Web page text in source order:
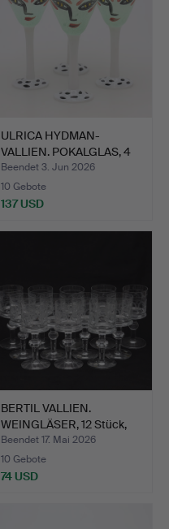
ULRICA HYDMAN-
VALLIEN. POKALGLAS, 4
Stück,…
Beendet 3. Jun 2026
10 Gebote
137 USD
BERTIL VALLIEN.
WEINGLÄSER, 12 Stück,
"Hus…
Beendet 17. Mai 2026
10 Gebote
74 USD